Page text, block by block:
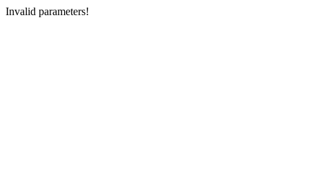
Invalid parameters!